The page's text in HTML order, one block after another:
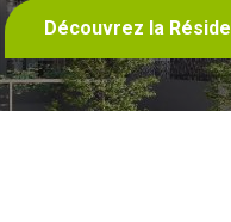
Découvrez la